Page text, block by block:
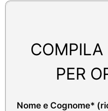
PER
Nome e Cognome*